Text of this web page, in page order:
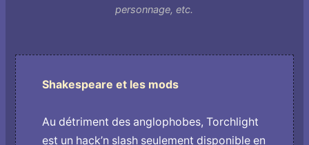
personnage, etc.
Shakespeare et les mods
Au détriment des anglophobes, Torchlight
est un hack’n slash seulement disponible en